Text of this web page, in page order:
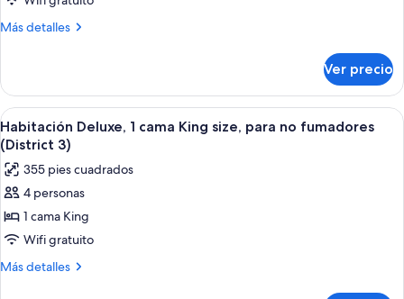
Cabana)
Poolside
Studio
Queens,
Mobility
Roll-
In,
Non-
Smoking
Más detalles
Más
3,
Studio
Suite,
2
Queens,
Mobility
Roll-
Non-
Smoking
Ver precio
Abrir
todas
las
fotos
de
Habitación
Deluxe,
1
Una habitación de hotel moderna
7
Habitación Deluxe, 1 cama King size, para no fumadores
(District 3)
355 pies cuadrados
4 personas
1 cama King
Wifi gratuito
Más detalles
Más